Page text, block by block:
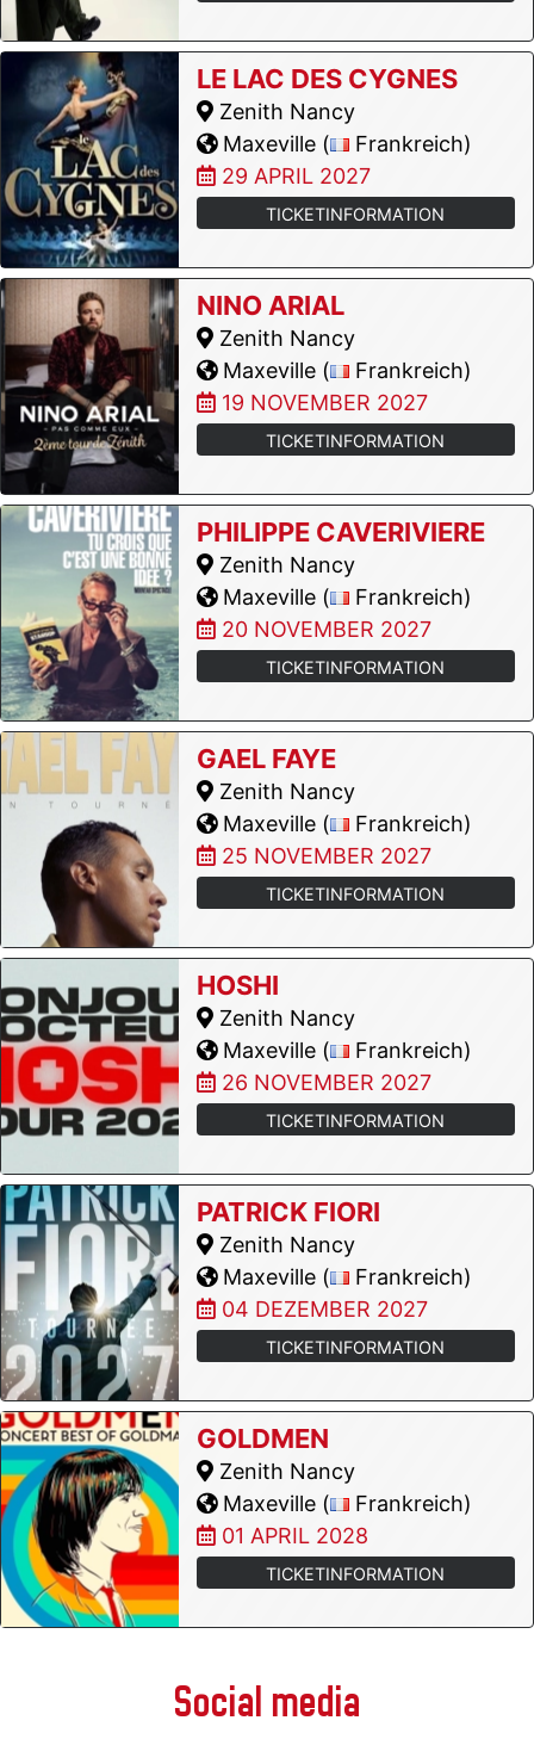
LE LAC DES CYGNES
Zenith Nancy
Maxeville (
Frankreich)
29 APRIL 2027
TICKETINFORMATION
NINO ARIAL
Zenith Nancy
Maxeville (
Frankreich)
19 NOVEMBER 2027
TICKETINFORMATION
PHILIPPE CAVERIVIERE
Zenith Nancy
Maxeville (
Frankreich)
20 NOVEMBER 2027
TICKETINFORMATION
GAEL FAYE
Zenith Nancy
Maxeville (
Frankreich)
25 NOVEMBER 2027
TICKETINFORMATION
HOSHI
Zenith Nancy
Maxeville (
Frankreich)
26 NOVEMBER 2027
TICKETINFORMATION
PATRICK FIORI
Zenith Nancy
Maxeville (
Frankreich)
04 DEZEMBER 2027
TICKETINFORMATION
GOLDMEN
Zenith Nancy
Maxeville (
Frankreich)
01 APRIL 2028
TICKETINFORMATION
Social media